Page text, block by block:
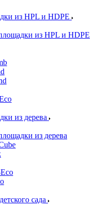
из HPL и HDPE
из HPL и HDPE
из дерева
из дерева
сада